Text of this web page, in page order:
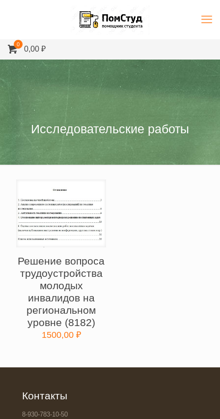
0
0,00 ₽
Исследовательские работы
Решение вопроса
трудоустройства
молодых
инвалидов на
региональном
уровне (8182)
1500,00 ₽
Контакты
8-930-783-10-50